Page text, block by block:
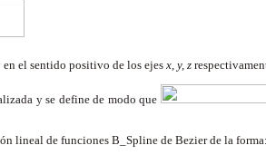
en el sentido positivo de los ejes x, y, z
y se define de modo que
lineal de funciones B_Spline de Bezier de la forma: